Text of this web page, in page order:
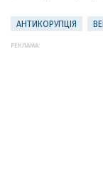
АНТИКОРУПЦІЯ
РЕКЛАМА: